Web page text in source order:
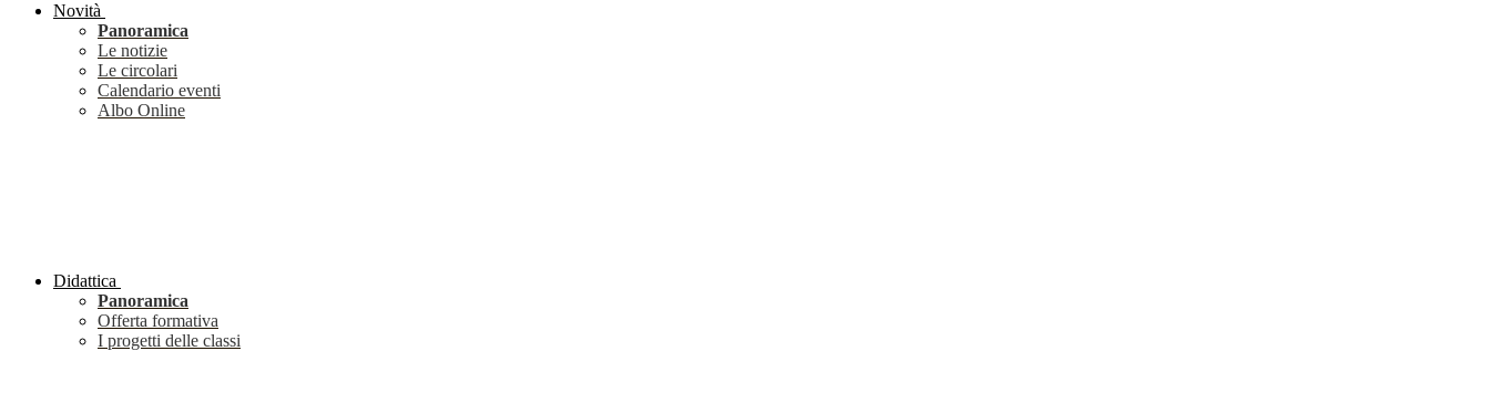
Novità
Panoramica
Le notizie
Le circolari
Calendario eventi
Albo Online
Didattica
Panoramica
Offerta formativa
I progetti delle classi